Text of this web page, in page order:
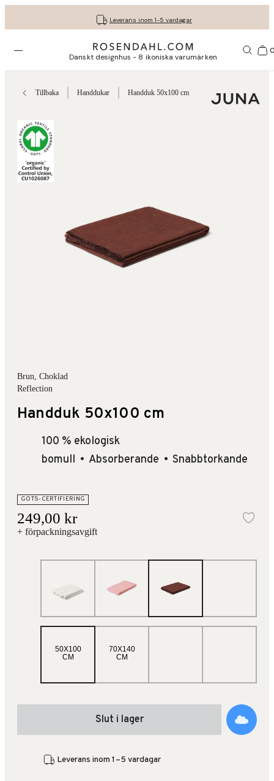
Leverans inom 1-5 vardagar
Fri frakt på köp för minst 849 kr.
30 dagars fri retur med GLS
Få dina presenter fint inslagna
Öppna menyn Danskt designhus - 8 ikoniska varumärken
Tillbaka Handdukar Handduk 50x100 cm
Brun, Choklad
Reflection
Handduk 50x100 cm
100 % ekologisk
bomull
Absorberande Snabbtorkande
GOTS-CERTIFIERING
249,00 kr
+ förpackningsavgift
50X100
CM
70X140
CM
Slut i lager
Leverans inom 1–5 vardagar